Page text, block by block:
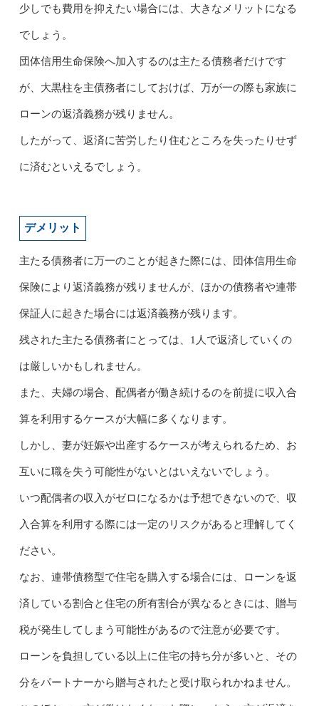
少しでも費用を抑えたい場合には、大きなメリットになる
でしょう。
団体信用生命保険へ加入するのは主たる債務者だけです
が、大黒柱を主債務者にしておけば、万が一の際も家族に
ローンの返済義務が残りません。
したがって、返済に苦労したり住むところを失ったりせず
に済むといえるでしょう。
デメリット
主たる債務者に万一のことが起きた際には、団体信用生命
保険により返済義務が残りませんが、ほかの債務者や連帯
保証人に起きた場合には返済義務が残ります。
残された主たる債務者にとっては、1人で返済していくの
は厳しいかもしれません。
また、夫婦の場合、配偶者が働き続けるのを前提に収入合
算を利用するケースが大幅に多くなります。
しかし、妻が妊娠や出産するケースが考えられるため、お
互いに職を失う可能性がないとはいえないでしょう。
いつ配偶者の収入がゼロになるかは予想できないので、収
入合算を利用する際には一定のリスクがあると理解してく
ださい。
なお、連帯債務型で住宅を購入する場合には、ローンを返
済している割合と住宅の所有割合が異なるときには、贈与
税が発生してしまう可能性があるので注意が必要です。
ローンを負担している以上に住宅の持ち分が多いと、その
分をパートナーから贈与されたと受け取られかねません。